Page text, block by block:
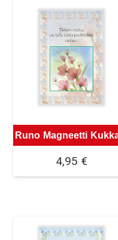
Runo Magneetti
4,95 €